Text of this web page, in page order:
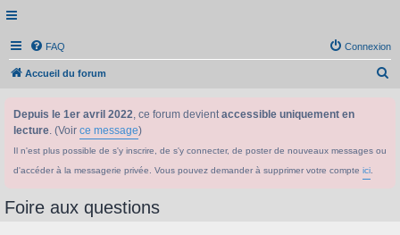
FAQ Connexion
Accueil du forum
Depuis le 1er avril 2022, ce forum devientaccessible uniquement en
lecture. (Voir ce message)
Il n'est plus possible de s'y inscrire, de s'y connecter, de poster de nouveaux messages ou
d'accéder à la messagerie privée. Vous pouvez demander à supprimer votre compte ici
Foire aux questions